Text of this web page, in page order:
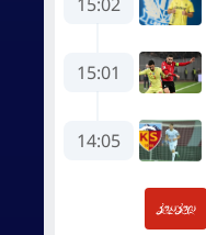
15:02
15:01
14:05